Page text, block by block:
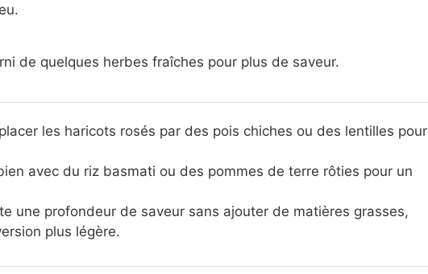
de quelques herbes fraîches pour plus de saveur.
les haricots rosés par des pois chiches ou des lentilles pour
avec du riz basmati ou des pommes de terre rôties pour un
une profondeur de saveur sans ajouter de matières grasses,
plus légère.